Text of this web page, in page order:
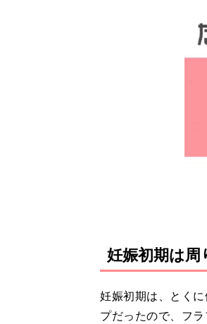
妊娠初期は
妊娠初期は、とく
プだったので、フ